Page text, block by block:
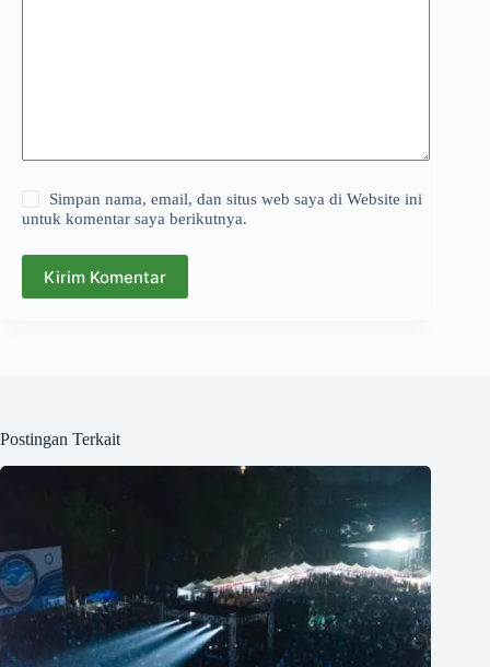
Simpan nama, email, dan situs web saya di Website ini
untuk komentar saya berikutnya.
Kirim Komentar
Postingan Terkait